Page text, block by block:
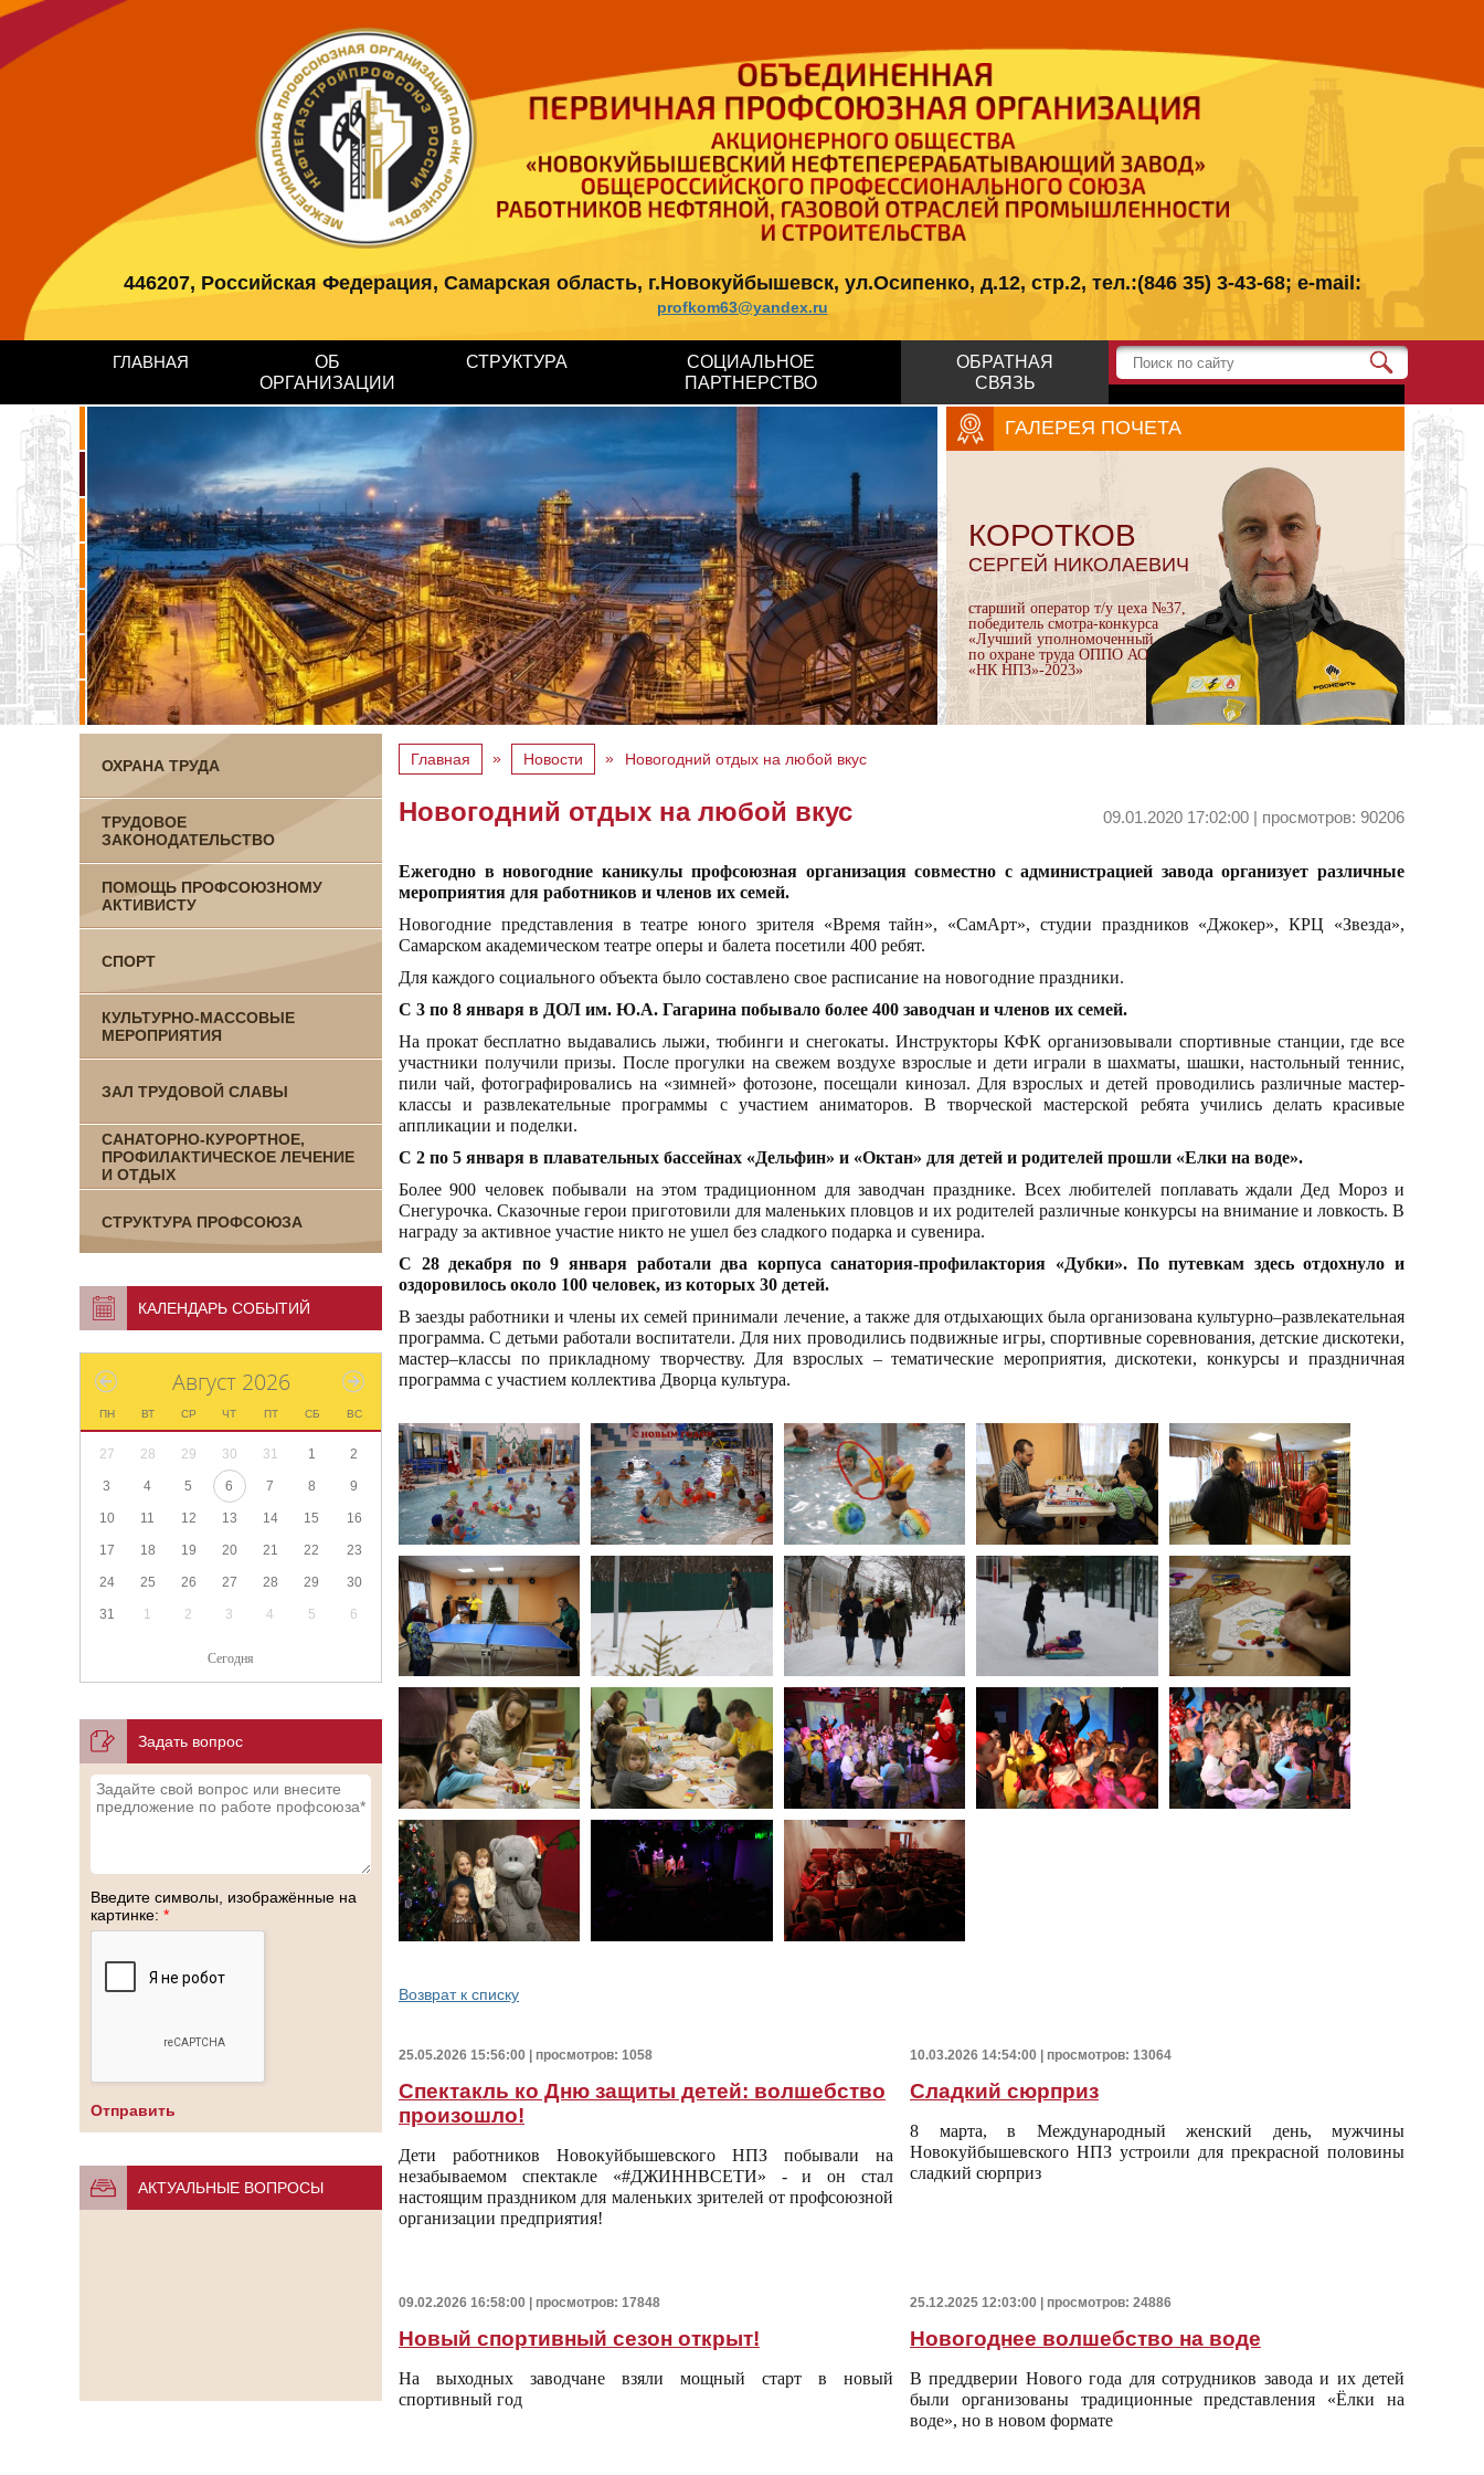
446207, Российская Федерация, Самарская область, г.Новокуйбышевск, ул.Осипенко, д.12, стр.2, тел.:(846 35) 3-43-68; e-mail:
profkom63@yandex.ru
ГЛАВНАЯ
ОБ
ОРГАНИЗАЦИИ
СТРУКТУРА
СОЦИАЛЬНОЕ
ПАРТНЕРСТВО
ОБРАТНАЯ
СВЯЗЬ
ГАЛЕРЕЯ ПОЧЕТА
КОРОТКОВ
СЕРГЕЙ НИКОЛАЕВИЧ
старший оператор т/у цеха №37,
победитель смотра-конкурса
«Лучший уполномоченный
по охране труда ОППО АО
«НК НПЗ»-2023»
ОХРАНА ТРУДА
ТРУДОВОЕ
ЗАКОНОДАТЕЛЬСТВО
ПОМОЩЬ ПРОФСОЮЗНОМУ
АКТИВИСТУ
СПОРТ
КУЛЬТУРНО-МАССОВЫЕ
МЕРОПРИЯТИЯ
ЗАЛ ТРУДОВОЙ СЛАВЫ
САНАТОРНО-КУРОРТНОЕ,
ПРОФИЛАКТИЧЕСКОЕ ЛЕЧЕНИЕ
И ОТДЫХ
СТРУКТУРА ПРОФСОЮЗА
КАЛЕНДАРЬ СОБЫТИЙ
Август 2026
ПН ВТ СР ЧТ ПТ СБ ВС
27 28 29 30 31 1 2
3 4 5 6 7 8 9
10 11 12 13 14 15 16
17 18 19 20 21 22 23
24 25 26 27 28 29 30
31 1 2 3 4 5 6
Сегодня
Задать вопрос
Введите символы, изображённые на
картинке: *
АКТУАЛЬНЫЕ ВОПРОСЫ
Главная » Новости » Новогодний отдых на любой вкус
Новогодний отдых на любой вкус 09.01.2020 17:02:00 | просмотров: 90206
Ежегодно в новогодние каникулы профсоюзная организация совместно с администрацией завода организует различные
мероприятия для работников и членов их семей.
Новогодние представления в театре юного зрителя «Время тайн», «СамАрт», студии праздников «Джокер», КРЦ «Звезда»,
Самарском академическом театре оперы и балета посетили 400 ребят.
Для каждого социального объекта было составлено свое расписание на новогодние праздники.
С 3 по 8 января в ДОЛ им. Ю.А. Гагарина побывало более 400 заводчан и членов их семей.
На прокат бесплатно выдавались лыжи, тюбинги и снегокаты. Инструкторы КФК организовывали спортивные станции, где все
участники получили призы. После прогулки на свежем воздухе взрослые и дети играли в шахматы, шашки, настольный теннис,
пили чай, фотографировались на «зимней» фотозоне, посещали кинозал. Для взрослых и детей проводились различные мастер-
классы и развлекательные программы с участием аниматоров. В творческой мастерской ребята учились делать красивые
аппликации и поделки.
С 2 по 5 января в плавательных бассейнах «Дельфин» и «Октан» для детей и родителей прошли «Елки на воде».
Более 900 человек побывали на этом традиционном для заводчан празднике. Всех любителей поплавать ждали Дед Мороз и
Снегурочка. Сказочные герои приготовили для маленьких пловцов и их родителей различные конкурсы на внимание и ловкость. В
награду за активное участие никто не ушел без сладкого подарка и сувенира.
С 28 декабря по 9 января работали два корпуса санатория-профилактория «Дубки». По путевкам здесь отдохнуло и
оздоровилось около 100 человек, из которых 30 детей.
В заезды работники и члены их семей принимали лечение, а также для отдыхающих была организована культурно–развлекательная
программа. С детьми работали воспитатели. Для них проводились подвижные игры, спортивные соревнования, детские дискотеки,
мастер–классы по прикладному творчеству. Для взрослых – тематические мероприятия, дискотеки, конкурсы и праздничная
программа с участием коллектива Дворца культура.
Возврат к списку
25.05.2026 15:56:00 | просмотров: 1058
Спектакль ко Дню защиты детей: волшебство
произошло!
Дети работников Новокуйбышевского НПЗ побывали на
незабываемом спектакле «#ДЖИННВСЕТИ» - и он стал
настоящим праздником для маленьких зрителей от профсоюзной
организации предприятия!
10.03.2026 14:54:00 | просмотров: 13064
Сладкий сюрприз
8 марта, в Международный женский день, мужчины
Новокуйбышевского НПЗ устроили для прекрасной половины
сладкий сюрприз
09.02.2026 16:58:00 | просмотров: 17848
Новый спортивный сезон открыт!
На выходных заводчане взяли мощный старт в новый
спортивный год
25.12.2025 12:03:00 | просмотров: 24886
Новогоднее волшебство на воде
В преддверии Нового года для сотрудников завода и их детей
были организованы традиционные представления «Ёлки на
воде», но в новом формате